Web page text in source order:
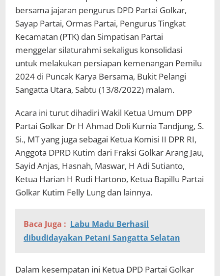
bersama jajaran pengurus DPD Partai Golkar,
Sayap Partai, Ormas Partai, Pengurus Tingkat
Kecamatan (PTK) dan Simpatisan Partai
menggelar silaturahmi sekaligus konsolidasi
untuk melakukan persiapan kemenangan Pemilu
2024 di Puncak Karya Bersama, Bukit Pelangi
Sangatta Utara, Sabtu (13/8/2022) malam.
Acara ini turut dihadiri Wakil Ketua Umum DPP
Partai Golkar Dr H Ahmad Doli Kurnia Tandjung, S.
Si., MT yang juga sebagai Ketua Komisi II DPR RI,
Anggota DPRD Kutim dari Fraksi Golkar Arang Jau,
Sayid Anjas, Hasnah, Maswar, H Adi Sutianto,
Ketua Harian H Rudi Hartono, Ketua Bapillu Partai
Golkar Kutim Felly Lung dan lainnya.
Baca Juga : Labu Madu Berhasil
dibudidayakan Petani Sangatta Selatan
Dalam kesempatan ini Ketua DPD Partai Golkar